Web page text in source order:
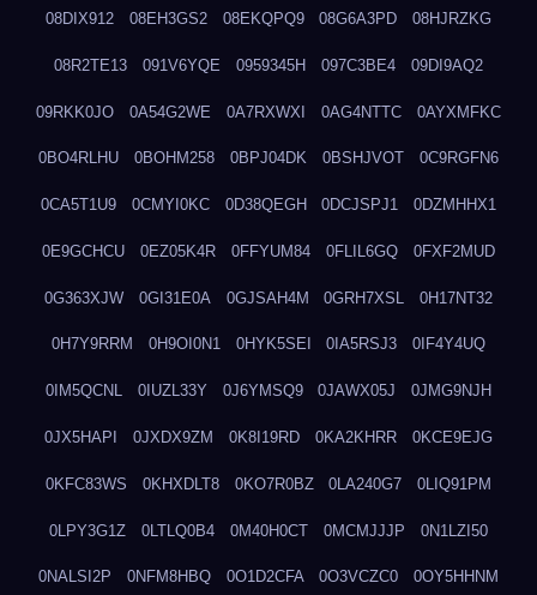
08DIX912 08EH3GS2 08EKQPQ9 08G6A3PD 08HJRZKG
08R2TE13 091V6YQE 0959345H 097C3BE4 09DI9AQ2
09RKK0JO 0A54G2WE 0A7RXWXI 0AG4NTTC 0AYXMFKC
0BO4RLHU 0BOHM258 0BPJ04DK 0BSHJVOT 0C9RGFN6
0CA5T1U9 0CMYI0KC 0D38QEGH 0DCJSPJ1 0DZMHHX1
0E9GCHCU 0EZ05K4R 0FFYUM84 0FLIL6GQ 0FXF2MUD
0G363XJW 0GI31E0A 0GJSAH4M 0GRH7XSL 0H17NT32
0H7Y9RRM 0H9OI0N1 0HYK5SEI 0IA5RSJ3 0IF4Y4UQ
0IM5QCNL 0IUZL33Y 0J6YMSQ9 0JAWX05J 0JMG9NJH
0JX5HAPI 0JXDX9ZM 0K8I19RD 0KA2KHRR 0KCE9EJG
0KFC83WS 0KHXDLT8 0KO7R0BZ 0LA240G7 0LIQ91PM
0LPY3G1Z 0LTLQ0B4 0M40H0CT 0MCMJJJP 0N1LZI50
0NALSI2P 0NFM8HBQ 0O1D2CFA 0O3VCZC0 0OY5HHNM